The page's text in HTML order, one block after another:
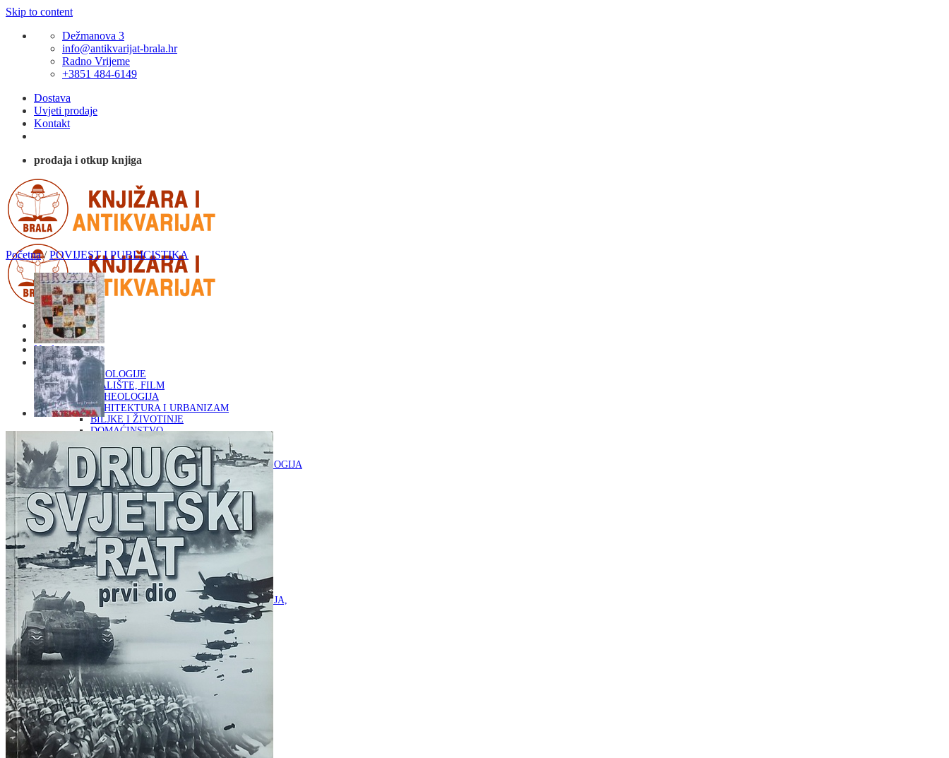
Skip to content
Dežmanova 3
info@antikvarijat-brala.hr
Radno Vrijeme
+3851 484-6149
Dostava
Uvjeti prodaje
Kontakt
prodaja i otkup knjiga
Naslovna
KNJIGE
OD ARHEOLOGIJE
DO KAZALIŠTE, FILM
ARHEOLOGIJA
ARHITEKTURA I URBANIZAM
BILJKE I ŽIVOTINJE
DOMAĆINSTVO
ENCIKLOPEDIJE I LEKSIKONI
ETNOLOGIJA
FILOZOFIJA, SOCIOLOGIJA, ANTROPOLOGIJA
FOTOGRAFIJA
GLAZBENA UMJETNOST
KAZALIŠTE, FILM
OD KNJIŽEVNOST
DO RELIGIJA
KNJIŽEVNOST
LIKOVNA UMJETNOST
LJEKOVITO BILJE I ZDRAVLJE
MITOLOGIJA
POVIJEST I PUBLICISTIKA
PRIRODNE ZNANOSTI
PSIHOLOGIJA, POPULARNA PSIHOLOGIJA,
ALTERNATIVA
RAZNO
RELIGIJA
OD RJEČNIKA
DO ZEMLJOVIDA
RJEČNICI, GRAMATIKE, PRAVOPISI…
ŠAH
SPORT
STRIPOVI
TEHNIČKE ZNANOSTI
TEORIJA I POVIJEST KNJIŽEVNOSTI
VEDUTE
ZAGREB
Početna / POVIJEST I PUBLICISTIKA